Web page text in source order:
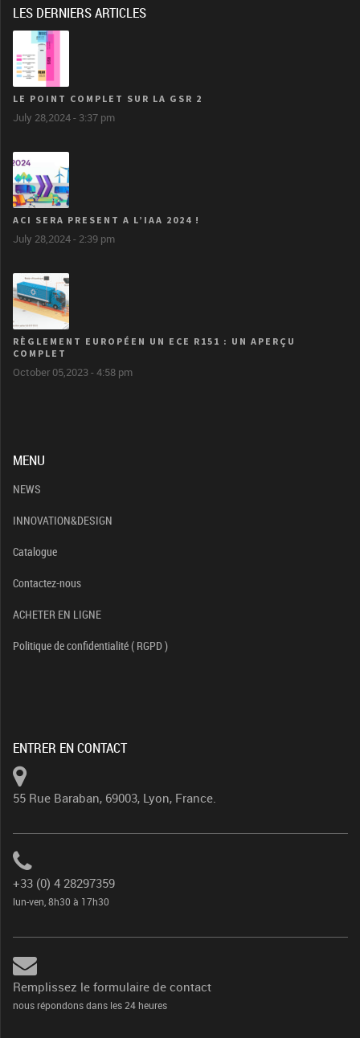
LES DERNIERS ARTICLES
LE POINT COMPLET SUR LA GSR 2
July 28,2024 - 3:37 pm
ACI SERA PRESENT A L’IAA 2024 !
July 28,2024 - 2:39 pm
RÈGLEMENT EUROPÉEN UN ECE R151 : UN APERÇU
COMPLET
October 05,2023 - 4:58 pm
MENU
NEWS
INNOVATION&DESIGN
Catalogue
Contactez-nous
ACHETER EN LIGNE
Politique de confidentialité ( RGPD )
ENTRER EN CONTACT
55 Rue Baraban, 69003, Lyon, France.
+33 (0) 4 28297359
lun-ven, 8h30 à 17h30
Remplissez le formulaire de contact
nous répondons dans les 24 heures